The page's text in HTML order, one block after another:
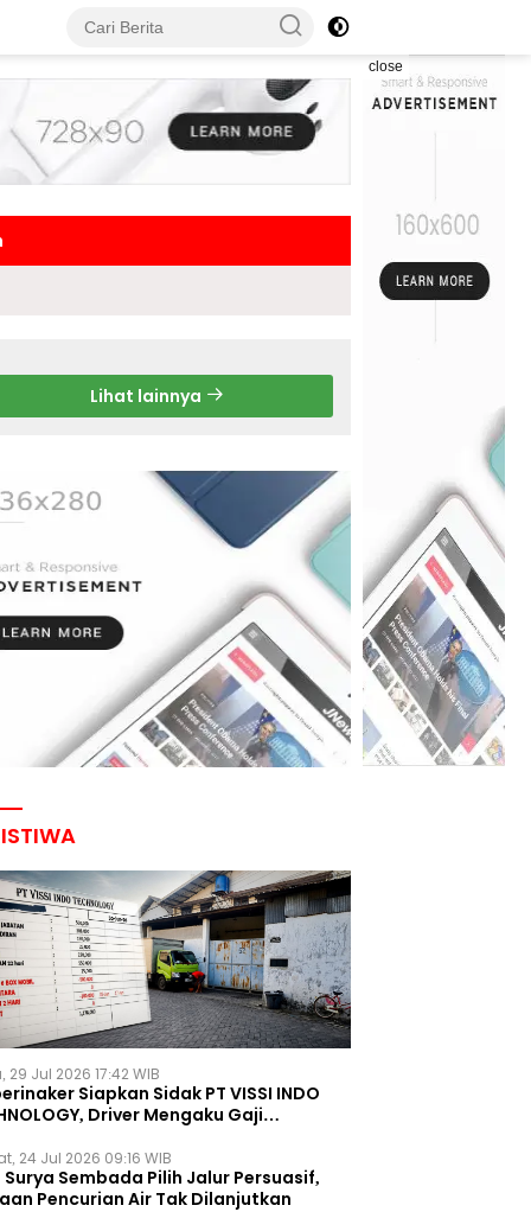
close
Lihat lainnya
29 Jul 2026 17:42 WIB
Siapkan Sidak PT VISSI INDO
Driver Mengaku Gaji
24 Jul 2026 09:16 WIB
Surya Sembada Pilih Jalur Persuasif,
Pencurian Air Tak Dilanjutkan